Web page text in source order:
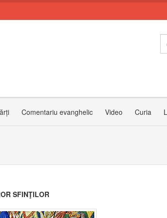
Comentariu evanghelic Video Curia
SFINŢILOR